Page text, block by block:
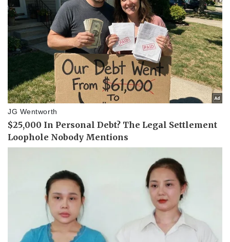
Kinh tế
Tiêu dùng
Chứng khoán
Giá cà phê